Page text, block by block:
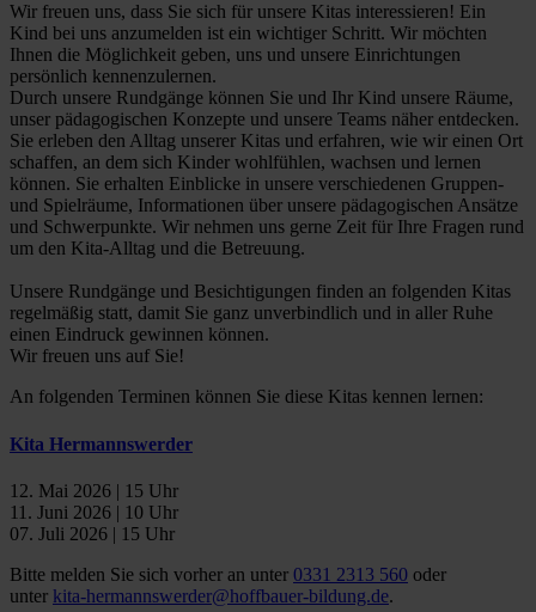
Wir freuen uns, dass Sie sich für unsere Kitas interessieren! Ein
Kind bei uns anzumelden ist ein wichtiger Schritt. Wir möchten
Ihnen die Möglichkeit geben, uns und unsere Einrichtungen
persönlich kennenzulernen.
Durch unsere Rundgänge können Sie und Ihr Kind unsere Räume,
unser pädagogischen Konzepte und unsere Teams näher entdecken.
Sie erleben den Alltag unserer Kitas und erfahren, wie wir einen Ort
schaffen, an dem sich Kinder wohlfühlen, wachsen und lernen
können. Sie erhalten Einblicke in unsere verschiedenen Gruppen-
und Spielräume, Informationen über unsere pädagogischen Ansätze
und Schwerpunkte. Wir nehmen uns gerne Zeit für Ihre Fragen rund
um den Kita-Alltag und die Betreuung.
Unsere Rundgänge und Besichtigungen finden an folgenden Kitas
regelmäßig statt, damit Sie ganz unverbindlich und in aller Ruhe
einen Eindruck gewinnen können.
Wir freuen uns auf Sie!
An folgenden Terminen können Sie diese Kitas kennen lernen:
Kita Hermannswerder
12. Mai 2026 | 15 Uhr
11. Juni 2026 | 10 Uhr
07. Juli 2026 | 15 Uhr
Bitte melden Sie sich vorher an unter 0331 2313 560 oder
unter kita-hermannswerder@hoffbauer-bildung.de.